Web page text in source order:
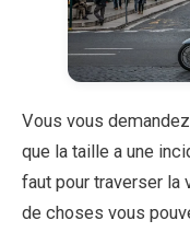
Vous vous
que la taille a une
faut pour traverser la
de choses vous